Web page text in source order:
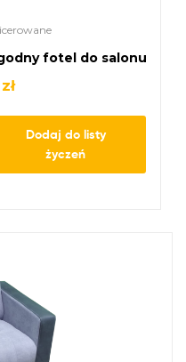
fotel do salonu
zł
Dodaj do listy
życzeń